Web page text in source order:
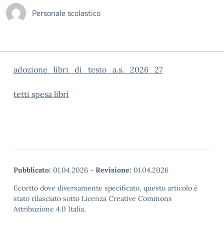
Personale scolastico
adozione_libri_di_testo_a.s._2026_27
tetti spesa libri
Pubblicato: 01.04.2026 - Revisione: 01.04.2026
Eccetto dove diversamente specificato, questo articolo è
stato rilasciato sotto Licenza Creative Commons
Attribuzione 4.0 Italia.